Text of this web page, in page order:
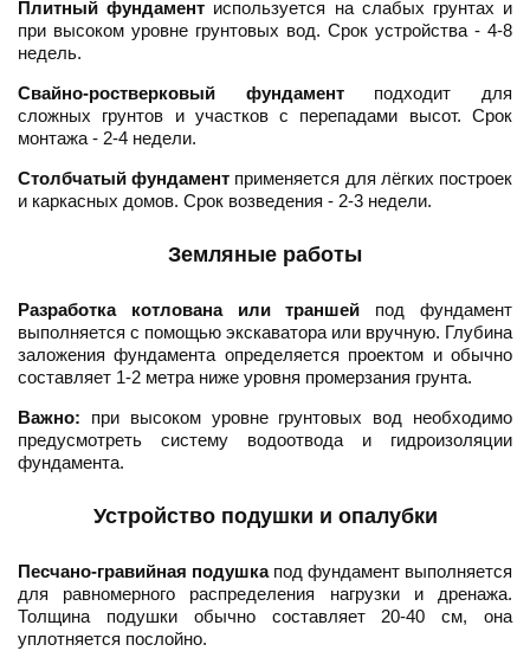
Плитный фундамент используется на слабых грунтах и
при высоком уровне грунтовых вод. Срок устройства - 4-8
недель.
Свайно-ростверковый фундаментподходит для
сложных грунтов и участков с перепадами высот. Срок
монтажа - 2-4 недели.
Столбчатый фундамент применяется для лёгких построек
и каркасных домов. Срок возведения - 2-3 недели.
Земляные работы
Разработка котлована или траншей под фундамент
выполняется с помощью экскаватора или вручную. Глубина
заложения фундамента определяется проектом и обычно
составляет 1-2 метра ниже уровня промерзания грунта.
Важно: при высоком уровне грунтовых вод необходимо
предусмотреть систему водоотвода и гидроизоляции
фундамента.
Устройство подушки и опалубки
Песчано-гравийная подушкапод фундамент выполняется
для равномерного распределения нагрузки и дренажа.
Толщина подушки обычно составляет 20-40 см, она
уплотняется послойно.